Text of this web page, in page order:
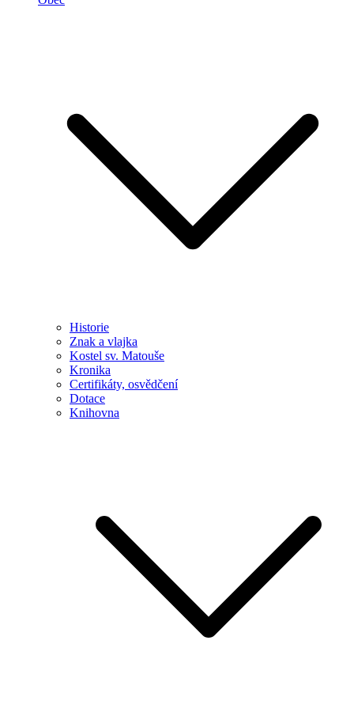
Historie
Znak a vlajka
Kostel sv. Matouše
Kronika
Certifikáty, osvědčení
Dotace
Knihovna